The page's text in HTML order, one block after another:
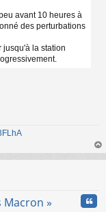
avant 10 heures à
des perturbations
jusqu'à la station
au
Macron »